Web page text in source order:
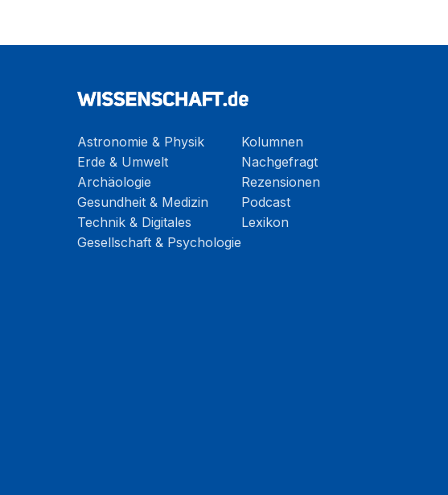
Astronomie & Physik
Erde & Umwelt
Archäologie
Gesundheit & Medizin
Technik & Digitales
Gesellschaft & Psychologie
Kolumnen
Nachgefragt
Rezensionen
Podcast
Lexikon